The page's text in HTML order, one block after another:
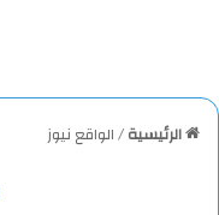
الرئيسية/الواقع نيوز